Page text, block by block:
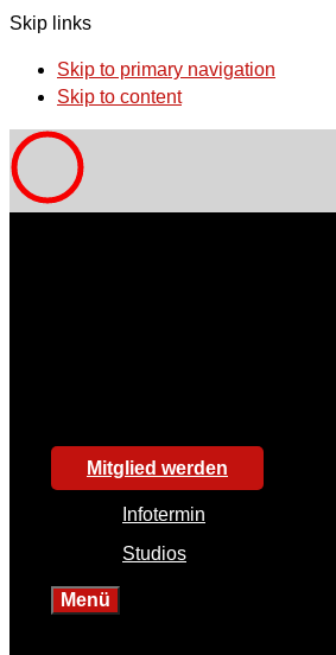
Skip links
Skip to primary navigation
Skip to content
Mitglied werden
Infotermin
Studios
Menü